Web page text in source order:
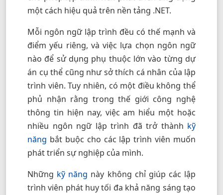
một cách hiệu quả trên nền tảng .NET.
Mỗi ngôn ngữ lập trình đều có thế mạnh và
điểm yếu riêng, và việc lựa chọn ngôn ngữ
nào để sử dụng phụ thuộc lớn vào từng dự
án cụ thể cũng như sở thích cá nhân của lập
trình viên. Tuy nhiên, có một điều không thể
phủ nhận rằng trong thế giới công nghệ
thông tin hiện nay, việc am hiểu một hoặc
nhiều ngôn ngữ lập trình đã trở thành kỹ
năng bắt buộc cho các lập trình viên muốn
phát triển sự nghiệp của mình.
Những kỹ năng này không chỉ giúp các lập
trình viên phát huy tối đa khả năng sáng tạo